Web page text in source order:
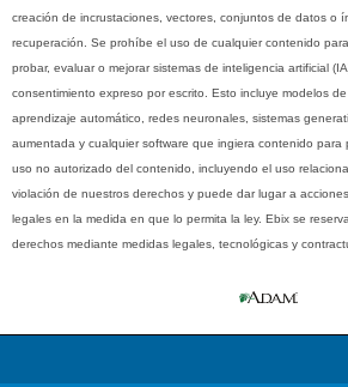
creación de incrustaciones, vectores, conjuntos de datos o
recuperación. Se prohíbe el uso de cualquier contenido
probar, evaluar o mejorar sistemas de inteligencia artificial
consentimiento expreso por escrito. Esto incluye modelos
aprendizaje automático, redes neuronales, sistemas
aumentada y cualquier software que ingiera contenido para
uso no autorizado del contenido, incluyendo el uso
violación de nuestros derechos y puede dar lugar a
legales en la medida en que lo permita la ley. Ebix se
derechos mediante medidas legales, tecnológicas y